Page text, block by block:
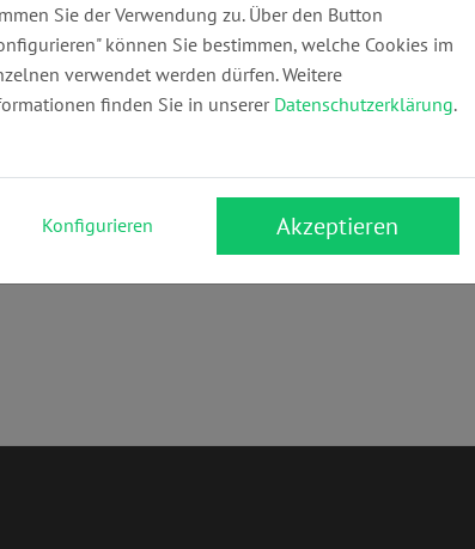
info@anwaeltin24.de
Sie der Verwendung zu. Über den Button
können Sie bestimmen, welche Cookies im
verwendet werden dürfen. Weitere
finden Sie in unserer Datenschutzerklärung.
Konfigurieren Akzeptieren